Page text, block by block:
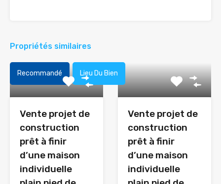
Propriétés similaires
Recommandé Lieu Du Bien
Vente projet de
construction
prêt à finir
d’une maison
individuelle
Vente projet de
construction
prêt à finir
d’une maison
individuelle